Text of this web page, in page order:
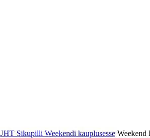
Sikupilli Weekendi kauplusesse Weekend